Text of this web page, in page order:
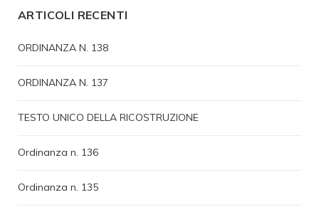
ARTICOLI RECENTI
ORDINANZA N. 138
ORDINANZA N. 137
TESTO UNICO DELLA RICOSTRUZIONE
Ordinanza n. 136
Ordinanza n. 135